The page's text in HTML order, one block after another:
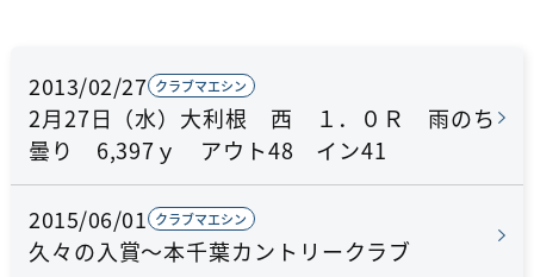
2013/02/27 クラブマエシン
2月27日（水）大利根 西 １．０Ｒ 雨のち
曇り 6,397ｙ アウト48 イン41
2015/06/01 クラブマエシン
久々の入賞～本千葉カントリークラブ